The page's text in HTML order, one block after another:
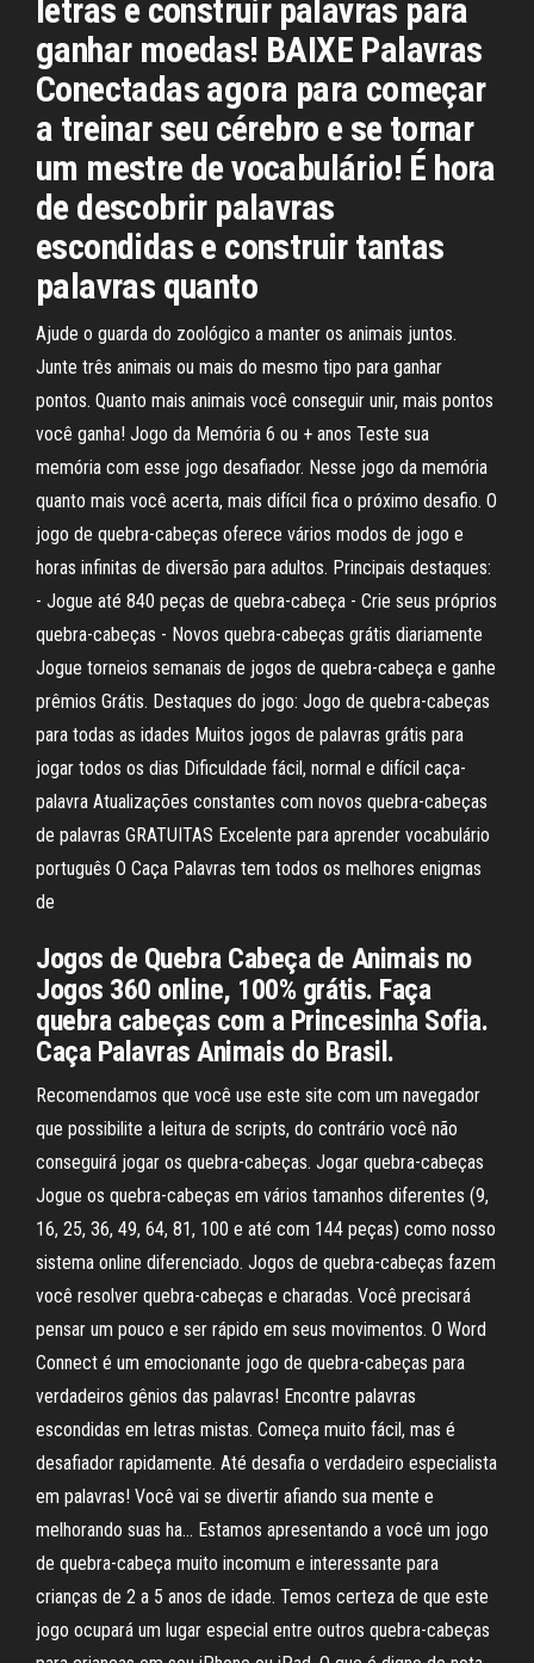
letras e construir palavras para
ganhar moedas! BAIXE Palavras
Conectadas agora para começar
a treinar seu cérebro e se tornar
um mestre de vocabulário! É hora
de descobrir palavras
escondidas e construir tantas
palavras quanto
Ajude o guarda do zoológico a manter os animais juntos.
Junte três animais ou mais do mesmo tipo para ganhar
pontos. Quanto mais animais você conseguir unir, mais pontos
você ganha! Jogo da Memória 6 ou + anos Teste sua
memória com esse jogo desafiador. Nesse jogo da memória
quanto mais você acerta, mais difícil fica o próximo desafio. O
jogo de quebra-cabeças oferece vários modos de jogo e
horas infinitas de diversão para adultos. Principais destaques:
- Jogue até 840 peças de quebra-cabeça - Crie seus próprios
quebra-cabeças - Novos quebra-cabeças grátis diariamente
Jogue torneios semanais de jogos de quebra-cabeça e ganhe
prêmios Grátis. Destaques do jogo: Jogo de quebra-cabeças
para todas as idades Muitos jogos de palavras grátis para
jogar todos os dias Dificuldade fácil, normal e difícil caça-
palavra Atualizações constantes com novos quebra-cabeças
de palavras GRATUITAS Excelente para aprender vocabulário
português O Caça Palavras tem todos os melhores enigmas
de
Jogos de Quebra Cabeça de Animais no
Jogos 360 online, 100% grátis. Faça
quebra cabeças com a Princesinha Sofia.
Caça Palavras Animais do Brasil.
Recomendamos que você use este site com um navegador
que possibilite a leitura de scripts, do contrário você não
conseguirá jogar os quebra-cabeças. Jogar quebra-cabeças
Jogue os quebra-cabeças em vários tamanhos diferentes (9,
16, 25, 36, 49, 64, 81, 100 e até com 144 peças) como nosso
sistema online diferenciado. Jogos de quebra-cabeças fazem
você resolver quebra-cabeças e charadas. Você precisará
pensar um pouco e ser rápido em seus movimentos. ‎O Word
Connect é um emocionante jogo de quebra-cabeças para
verdadeiros gênios das palavras! Encontre palavras
escondidas em letras mistas. Começa muito fácil, mas é
desafiador rapidamente. Até desafia o verdadeiro especialista
em palavras! Você vai se divertir afiando sua mente e
melhorando suas ha… ‎Estamos apresentando a você um jogo
de quebra-cabeça muito incomum e interessante para
crianças de 2 a 5 anos de idade. Temos certeza de que este
jogo ocupará um lugar especial entre outros quebra-cabeças